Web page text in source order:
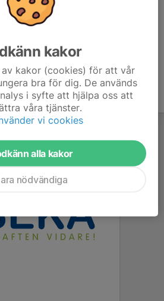
kakor
av kakor (cookies) för att vår
bra för dig. De används
i syfte att hjälpa oss att
våra tjänster.
vi cookies
alla kakor
nödvändiga